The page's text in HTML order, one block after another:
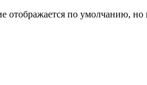
отображается по умолчанию,